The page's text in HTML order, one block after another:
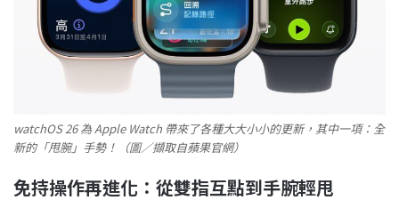
watchOS 26 為 Apple Watch 帶來了各種大大小小的更新，其中一項：全
新的「甩腕」手勢！（圖／擷取自蘋果官網）
免持操作再進化：從雙指互點到手腕輕甩